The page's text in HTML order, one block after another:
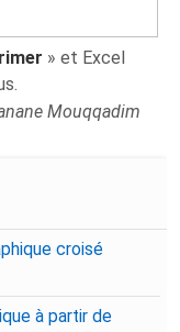
» et Excel
Mouqqadim
croisé
à partir de